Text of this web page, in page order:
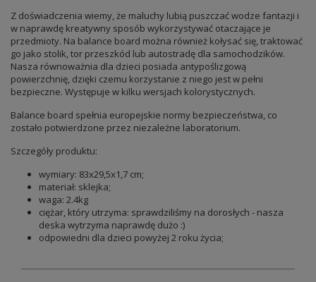
Z doświadczenia wiemy, że maluchy lubią puszczać wodze fantazji i
w naprawdę kreatywny sposób wykorzystywać otaczające je
przedmioty. Na balance board można również kołysać się, traktować
go jako stolik, tor przeszkód lub autostradę dla samochodzików.
Nasza równoważnia dla dzieci posiada antypoślizgową
powierzchnię, dzięki czemu korzystanie z niego jest w pełni
bezpieczne. Występuje w kilku wersjach kolorystycznych.
Balance board spełnia europejskie normy bezpieczeństwa, co
zostało potwierdzone przez niezależne laboratorium.
Szczegóły produktu:
wymiary: 83x29,5x1,7 cm;
materiał: sklejka;
waga: 2.4kg
ciężar, który utrzyma: sprawdziliśmy na dorosłych - nasza
deska wytrzyma naprawdę dużo :)
odpowiedni dla dzieci powyżej 2 roku życia;